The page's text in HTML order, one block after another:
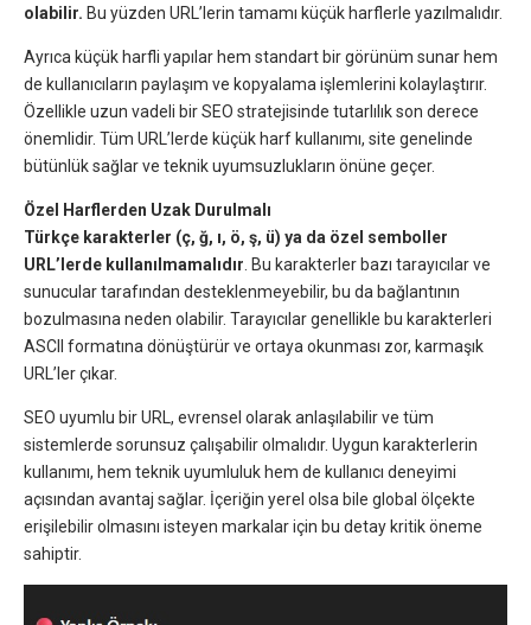
olabilir. Bu yüzden URL’lerin tamamı küçük harflerle yazılmalıdır.
Ayrıca küçük harfli yapılar hem standart bir görünüm sunar hem
de kullanıcıların paylaşım ve kopyalama işlemlerini kolaylaştırır.
Özellikle uzun vadeli bir SEO stratejisinde tutarlılık son derece
önemlidir. Tüm URL’lerde küçük harf kullanımı, site genelinde
bütünlük sağlar ve teknik uyumsuzlukların önüne geçer.
Özel Harflerden Uzak Durulmalı
Türkçe karakterler (ç, ğ, ı, ö, ş, ü) ya da özel semboller
URL’lerde kullanılmamalıdır . Bu karakterler bazı tarayıcılar ve
sunucular tarafından desteklenmeyebilir, bu da bağlantının
bozulmasına neden olabilir. Tarayıcılar genellikle bu karakterleri
ASCII formatına dönüştürür ve ortaya okunması zor, karmaşık
URL’ler çıkar.
SEO uyumlu bir URL, evrensel olarak anlaşılabilir ve tüm
sistemlerde sorunsuz çalışabilir olmalıdır. Uygun karakterlerin
kullanımı, hem teknik uyumluluk hem de kullanıcı deneyimi
açısından avantaj sağlar. İçeriğin yerel olsa bile global ölçekte
erişilebilir olmasını isteyen markalar için bu detay kritik öneme
sahiptir.